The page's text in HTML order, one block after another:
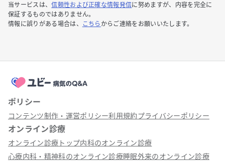
当サービスは、信頼性および正確な情報発信に努めますが、内容を完全に
保証するものではありません。
情報に誤りがある場合は、
こちら からご連絡をお願いいたします。
ポリシー
コンテンツ制作・運営ポリシー利用規約プライバシーポリシー
オンライン診療
オンライン診療トップ内科のオンライン診療
心療内科・精神科のオンライン診療睡眠外来のオンライン診療